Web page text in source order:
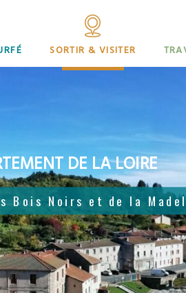
SORTIR & VISITER
DE LA LOIRE
Bois Noirs et de la